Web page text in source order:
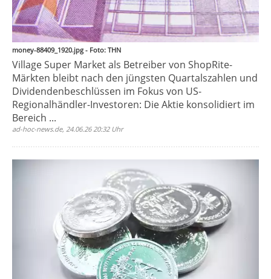
money-88409_1920.jpg - Foto: THN
Village Super Market als Betreiber von ShopRite-
Märkten bleibt nach den jüngsten Quartalszahlen und
Dividendenbeschlüssen im Fokus von US-
Regionalhändler-Investoren: Die Aktie konsolidiert im
Bereich ...
ad-hoc-news.de, 24.06.26 20:32 Uhr